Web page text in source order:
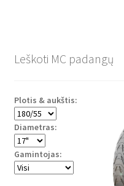
Leškoti MC padangų
Plotis & aukštis:
Diametras:
Gamintojas: